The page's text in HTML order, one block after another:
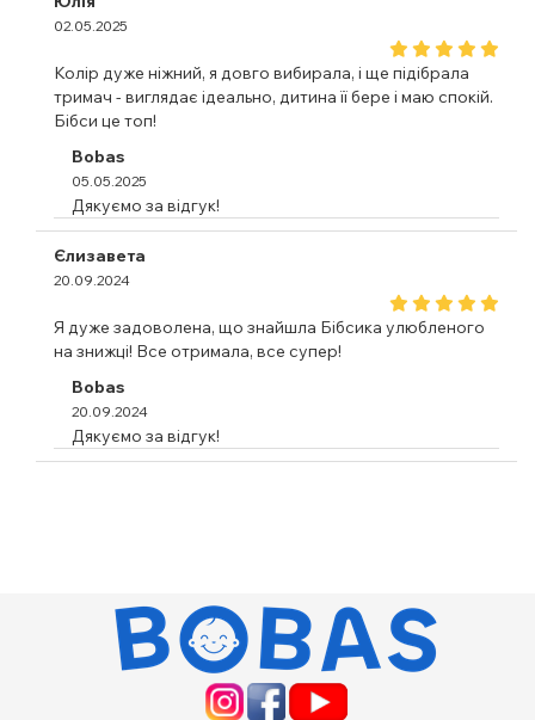
02.05.2025
Колір дуже ніжний, я довго вибирала, і ще підібрала
тримач - виглядає ідеально, дитина її бере і маю спокій.
Бібси це топ!
Bobas
05.05.2025
Дякуємо за відгук!
Єлизавета
20.09.2024
Я дуже задоволена, що знайшла Бібсика улюбленого
на знижці! Все отримала, все супер!
Bobas
20.09.2024
Дякуємо за відгук!